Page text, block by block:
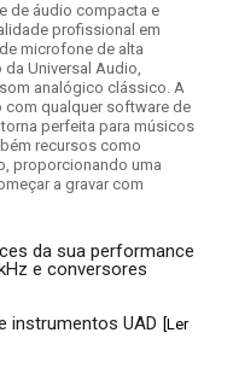
de áudio compacta e
profissional em
microfone de alta
Universal Audio,
analógico clássico. A
com qualquer software de
perfeita para músicos
recursos como
proporcionando uma
a gravar com
da sua performance
e conversores
instrumentos UAD [Ler